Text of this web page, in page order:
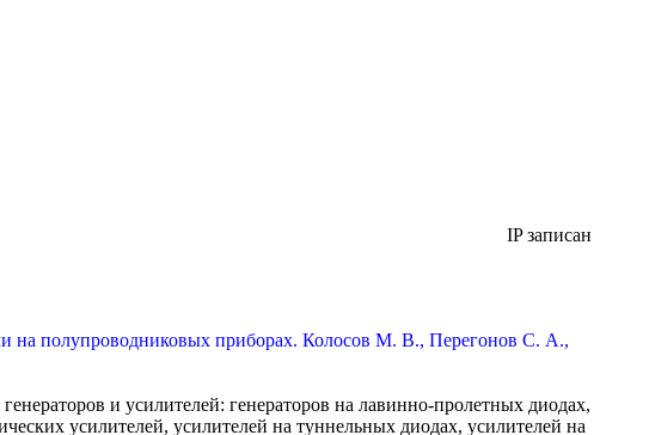
IP записан
на полупроводниковых приборах. Колосов М. В., Перегонов С. А.,
и усилителей: генераторов на лавинно-пролетных диодах,
усилителей, усилителей на туннельных диодах, усилителей на